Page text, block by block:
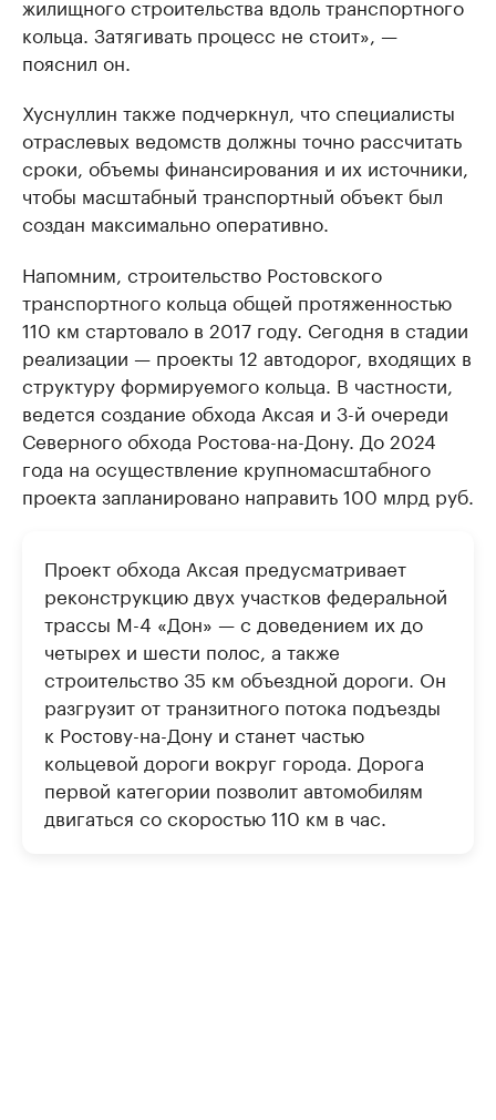
кольца. Затягивать процесс не стоит», —
пояснил он.
Хуснуллин также подчеркнул, что специалисты
отраслевых ведомств должны точно рассчитать
сроки, объемы финансирования и их источники,
чтобы масштабный транспортный объект был
создан максимально оперативно.
Напомним, строительство Ростовского
транспортного кольца общей протяженностью
110 км стартовало в 2017 году. Сегодня в стадии
реализации — проекты 12 автодорог, входящих в
структуру формируемого кольца. В частности,
ведется создание обхода Аксая и 3-й очереди
Северного обхода Ростова-на-Дону. До 2024
года на осуществление крупномасштабного
проекта запланировано направить 100 млрд руб.
Проект обхода Аксая предусматривает
реконструкцию двух участков федеральной
трассы М-4 «Дон» — с доведением их до
четырех и шести полос, а также
строительство 35 км объездной дороги. Он
разгрузит от транзитного потока подъезды
к Ростову-на-Дону и станет частью
кольцевой дороги вокруг города. Дорога
первой категории позволит автомобилям
двигаться со скоростью 110 км в час.